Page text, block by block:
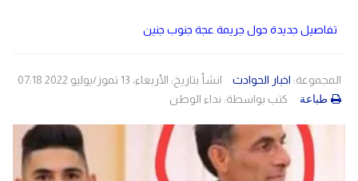
تفاصيل جديدة حول جريمة عجة جنوب جنين
المجموعة: اخبار الحوادث
انشأ بتاريخ: الأربعاء، 13 تموز/يوليو 2022 07:18
كتب بواسطة: نداء الوطن طباعة